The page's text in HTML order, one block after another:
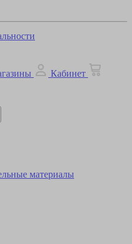
Кабинет
материалы